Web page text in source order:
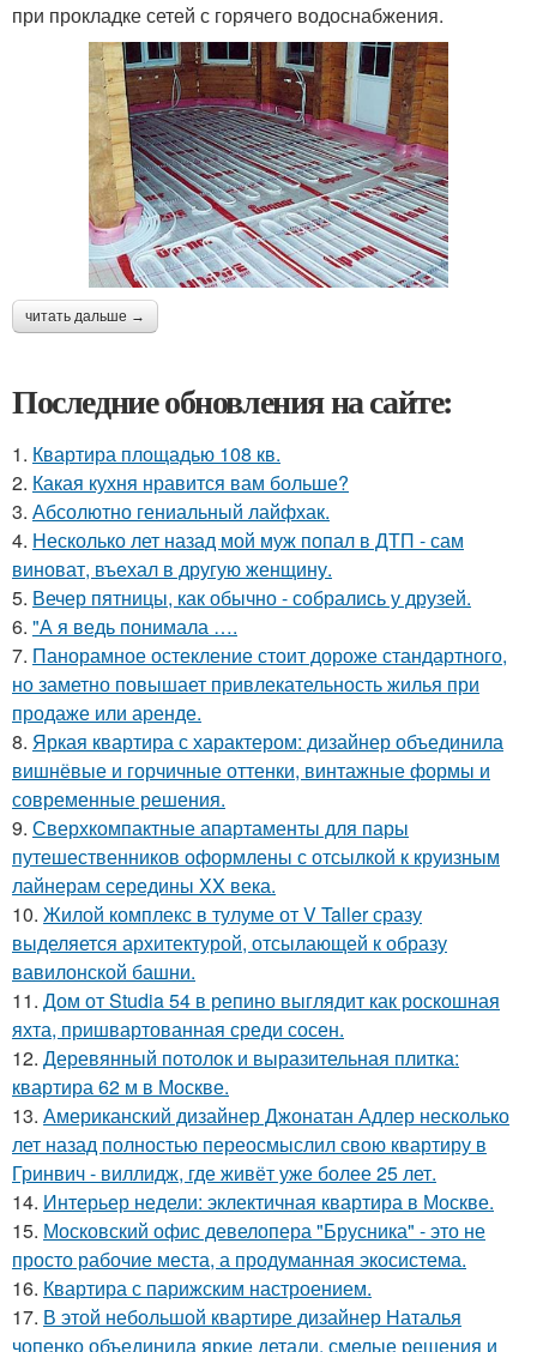
при прокладке сетей с горячего водоснабжения.
читать дальше →
Последние обновления на сайте:
1. Квартира площадью 108 кв.
2. Какая кухня нравится вам больше?
3. Абсолютно гениальный лайфхак.
4. Несколько лет назад мой муж попал в ДТП - сам
виноват, въехал в другую женщину.
5. Вечер пятницы, как обычно - собрались у друзей.
6. "А я ведь понимала ….
7. Панорамное остекление стоит дороже стандартного,
но заметно повышает привлекательность жилья при
продаже или аренде.
8. Яркая квартира с характером: дизайнер объединила
вишнёвые и горчичные оттенки, винтажные формы и
современные решения.
9. Сверхкомпактные апартаменты для пары
путешественников оформлены с отсылкой к круизным
лайнерам середины XX века.
10. Жилой комплекс в тулуме от V Taller сразу
выделяется архитектурой, отсылающей к образу
вавилонской башни.
11. Дом от Studia 54 в репино выглядит как роскошная
яхта, пришвартованная среди сосен.
12. Деревянный потолок и выразительная плитка:
квартира 62 м в Москве.
13. Американский дизайнер Джонатан Адлер несколько
лет назад полностью переосмыслил свою квартиру в
Гринвич - виллидж, где живёт уже более 25 лет.
14. Интерьер недели: эклектичная квартира в Москве.
15. Московский офис девелопера "Брусника" - это не
просто рабочие места, а продуманная экосистема.
16. Квартира с парижским настроением.
17. В этой небольшой квартире дизайнер Наталья
чопенко объединила яркие детали, смелые решения и